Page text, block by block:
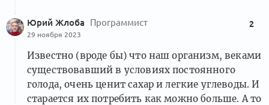
Юрий Жлоба Программист
29 ноября 2023
2
Известно (вроде бы) что наш организм, веками
существовавший в условиях постоянного
голода, очень ценит сахар и легкие углеводы. И
старается их потребить как можно больше. А то